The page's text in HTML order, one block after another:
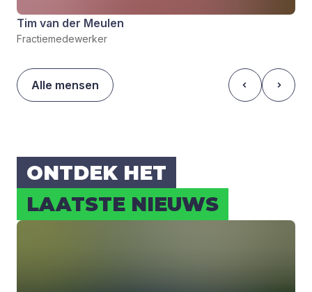
Tim van der Meulen
Fractiemedewerker
Alle mensen
ONT­DEK HET
LAAT­STE NIEUWS